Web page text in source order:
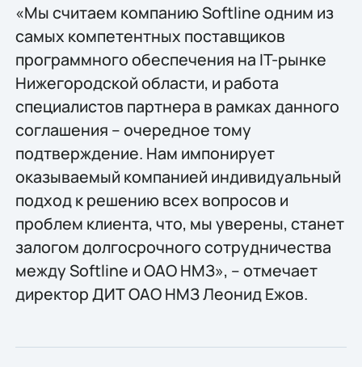
«Мы считаем компанию Softline одним из
самых компетентных поставщиков
программного обеспечения на IT-рынке
Нижегородской области, и работа
специалистов партнера в рамках данного
соглашения – очередное тому
подтверждение. Нам импонирует
оказываемый компанией индивидуальный
подход к решению всех вопросов и
проблем клиента, что, мы уверены, станет
залогом долгосрочного сотрудничества
между Softline и ОАО НМЗ», – отмечает
директор ДИТ ОАО НМЗ Леонид Ежов.